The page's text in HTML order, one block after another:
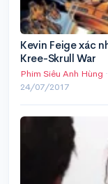
Kevin Feige xác
Kree-Skrull War
Phim Siêu Anh Hùng ·
24/07/2017